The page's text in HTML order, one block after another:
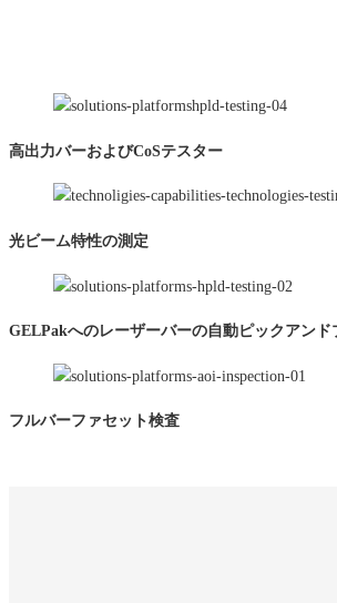
高出力バーおよびCoSテスター
光ビーム特性の測定
GELPakへのレーザーバーの自動ピックアンド
フルバーファセット検査